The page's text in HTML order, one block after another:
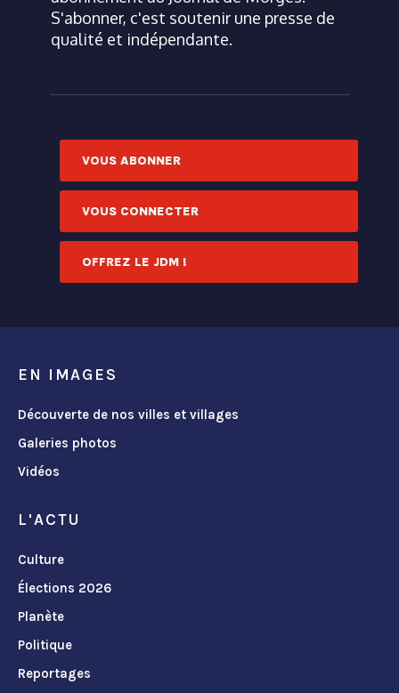
S'abonner, c'est soutenir une presse de
qualité et indépendante.
VOUS ABONNER
VOUS CONNECTER
OFFREZ LE JDM !
EN IMAGES
Découverte de nos villes et villages
Galeries photos
Vidéos
L'ACTU
Culture
Élections 2026
Planète
Politique
Reportages